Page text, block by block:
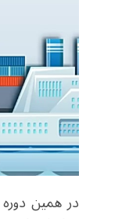
در همین